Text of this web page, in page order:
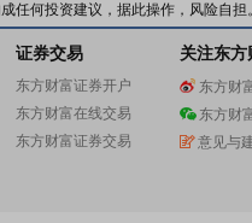
任何投资建议，据此操作，风险自担